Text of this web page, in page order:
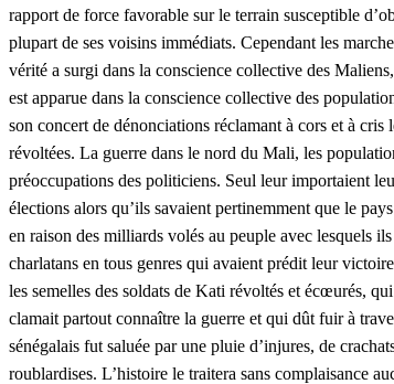
rapport de force favorable sur le terrain susceptible
plupart de ses voisins immédiats. Cependant les
vérité a surgi dans la conscience collective des
est apparue dans la conscience collective des
son concert de dénonciations réclamant à cors et à
révoltées. La guerre dans le nord du Mali, les
préoccupations des politiciens. Seul leur importaient
élections alors qu’ils savaient pertinemment que le
en raison des milliards volés au peuple avec lesquels
charlatans en tous genres qui avaient prédit leur
les semelles des soldats de Kati révoltés et écœurés,
clamait partout connaître la guerre et qui dût fuir à
sénégalais fut saluée par une pluie d’injures, de
roublardises. L’histoire le traitera sans complaisance